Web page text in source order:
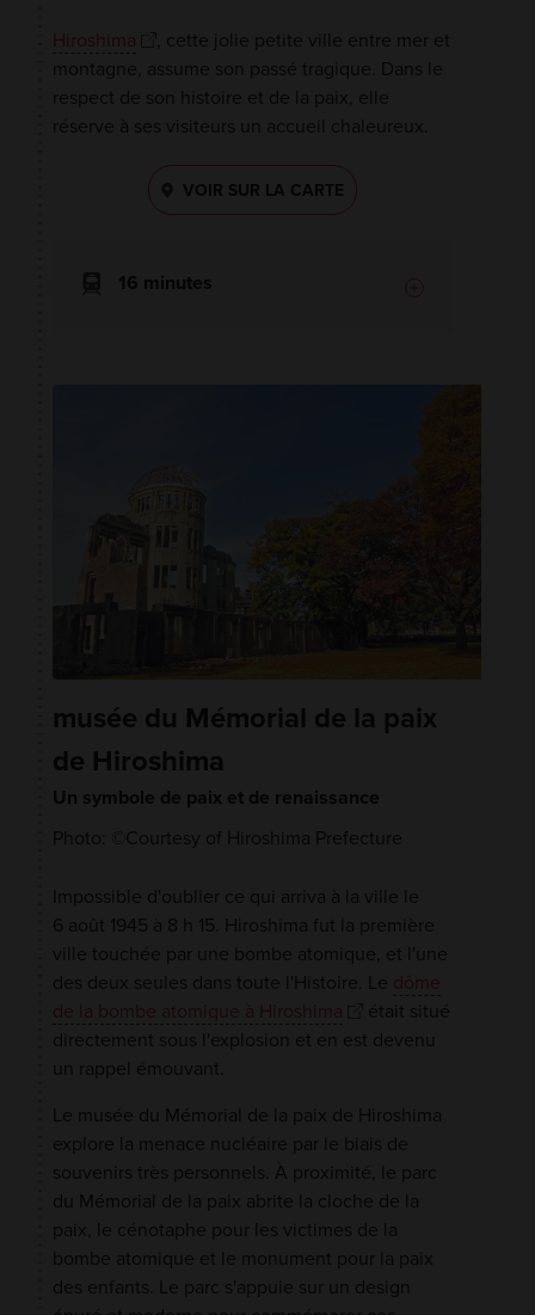
Hiroshima
, cette jolie petite ville entre mer et
montagne, assume son passé tragique. Dans le
respect de son histoire et de la paix, elle
réserve à ses visiteurs un accueil chaleureux.
VOIR SUR LA CARTE
16 minutes
musée du Mémorial de la paix
de Hiroshima
Un symbole de paix et de renaissance
Photo: ©Courtesy of Hiroshima Prefecture
Impossible d'oublier ce qui arriva à la ville le
6 août 1945 à 8 h 15. Hiroshima fut la première
ville touchée par une bombe atomique, et l'une
des deux seules dans toute l'Histoire. Le dôme
de la bombe atomique à Hiroshima
était situé
directement sous l'explosion et en est devenu
un rappel émouvant.
Le musée du Mémorial de la paix de Hiroshima
explore la menace nucléaire par le biais de
souvenirs très personnels. À proximité, le parc
du Mémorial de la paix abrite la cloche de la
paix, le cénotaphe pour les victimes de la
bombe atomique et le monument pour la paix
des enfants. Le parc s'appuie sur un design